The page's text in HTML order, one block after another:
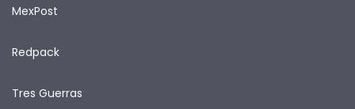
MexPost
Redpack
Tres Guerras